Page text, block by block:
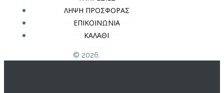
ΛΗΨΗ ΠΡΟΣΦΟΡΑΣ
ΕΠΙΚΟΙΝΩΝΙΑ
ΚΑΛΑΘΙ
© 2026.